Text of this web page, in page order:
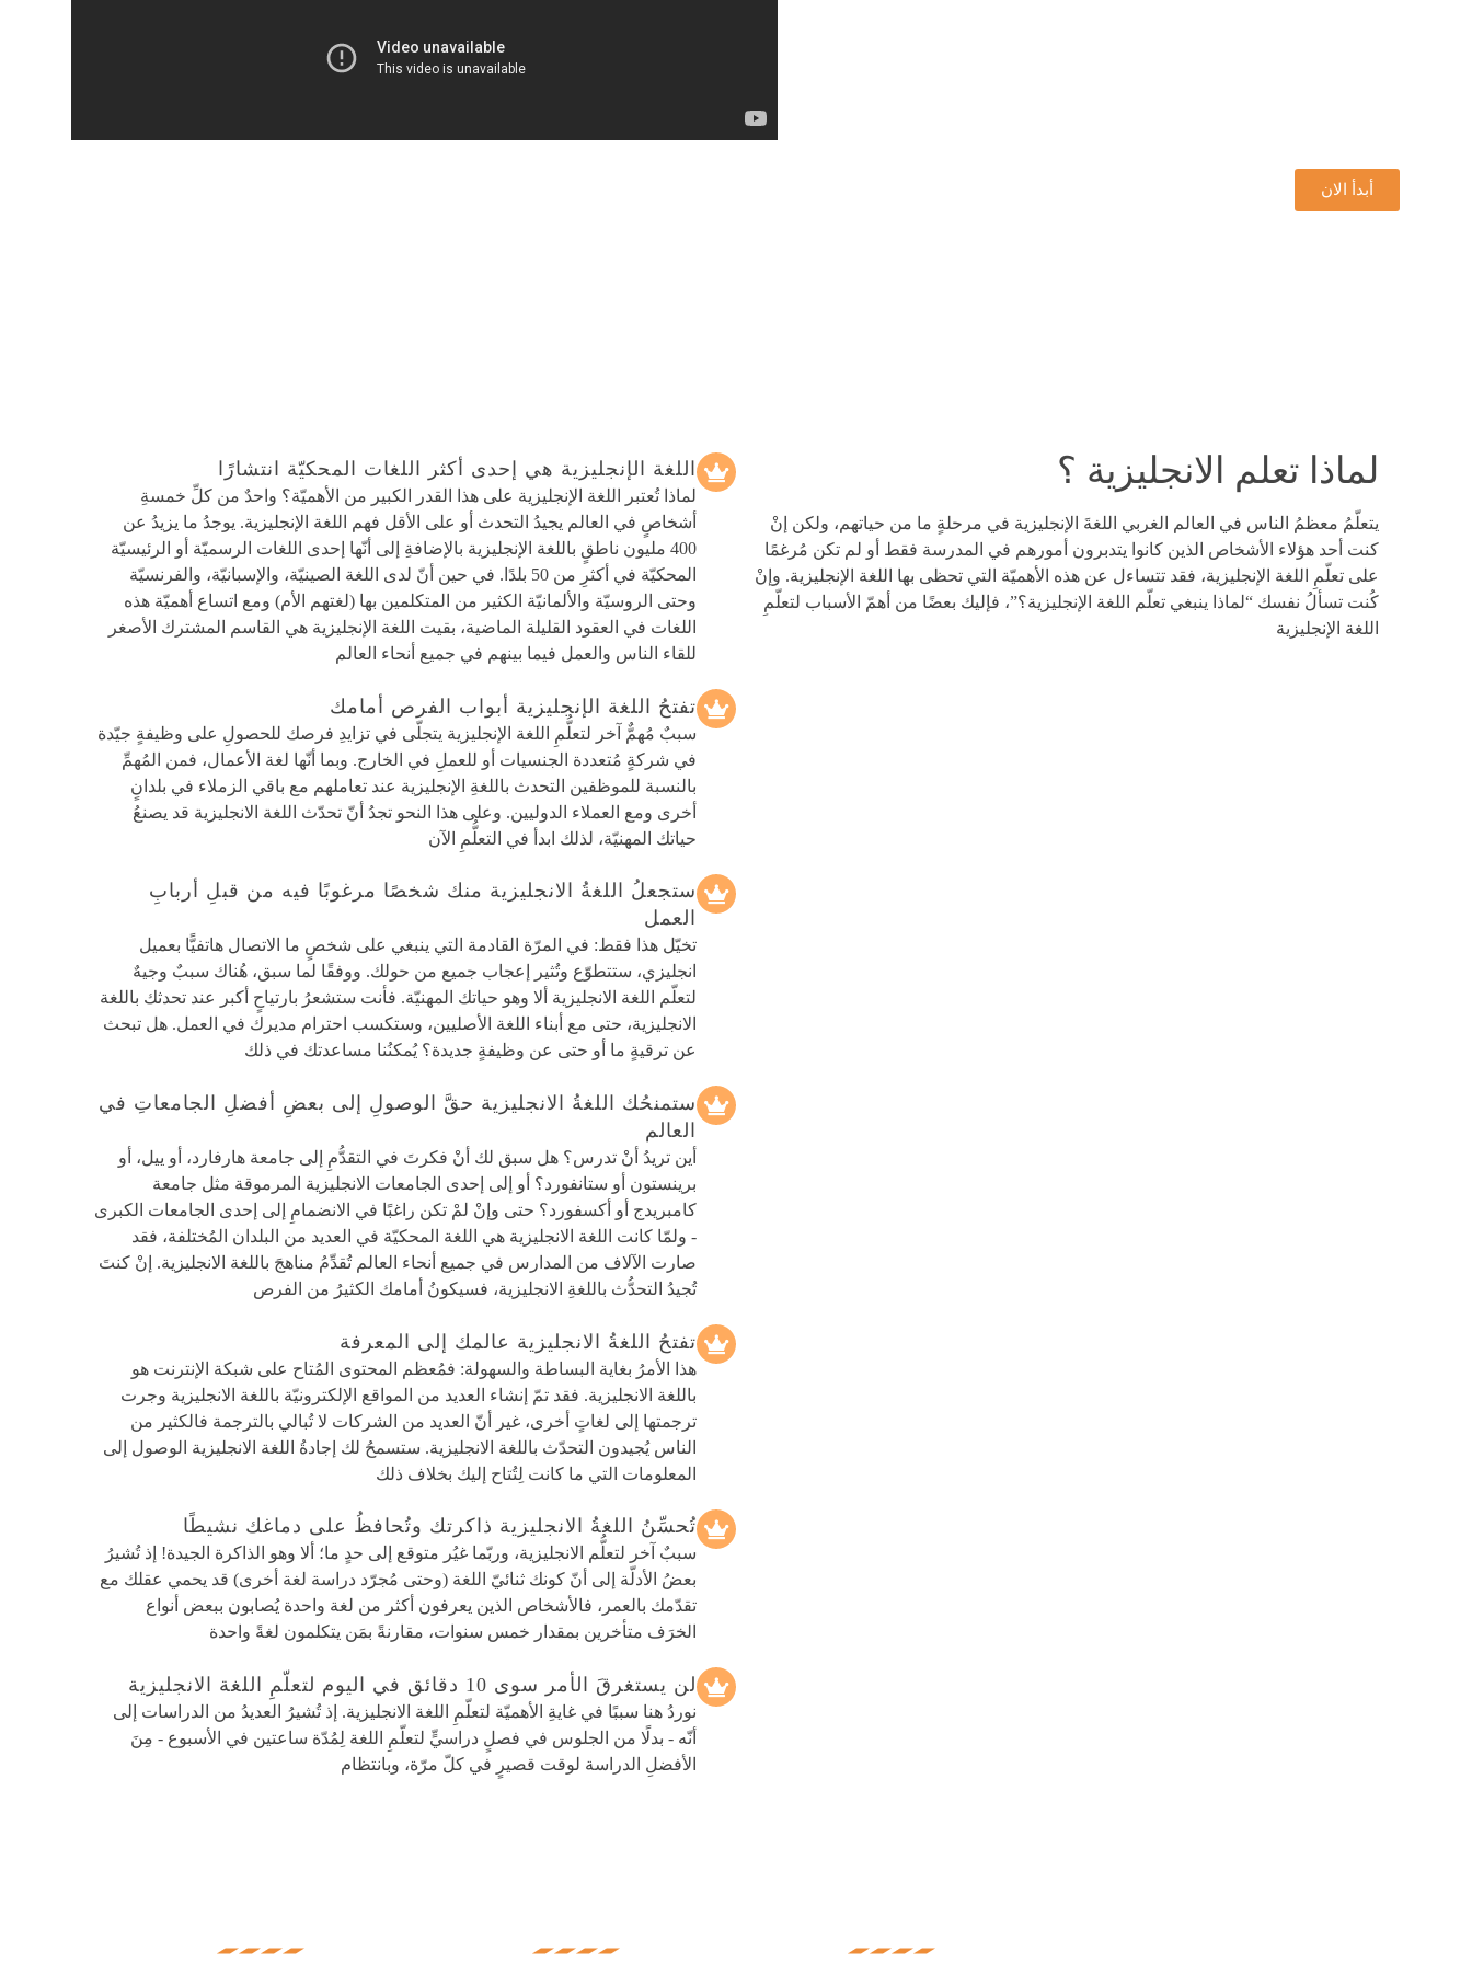
أبدأ الان
اللغة الإنجليزية هي إحدى أكثر اللغات المحكيّة انتشارًا
لماذا تُعتبر اللغة الإنجليزية على هذا القدر الكبير من الأهميّة؟ واحدٌ من كلِّ خمسةِ
أشخاصٍ في العالم يجيدُ التحدث أو على الأقل فهم اللغة الإنجليزية. يوجدُ ما يزيدُ عن
400 مليون ناطقٍ باللغة الإنجليزية بالإضافةِ إلى أنّها إحدى اللغات الرسميّة أو الرئيسيّة
المحكيّة في أكثرِ من 50 بلدًا. في حين أنّ لدى اللغة الصينيّة، والإسبانيّة، والفرنسيّة
وحتى الروسيّة والألمانيّة الكثير من المتكلمين بها (لغتهم الأم) ومع اتساع أهميّة هذه
اللغات في العقود القليلة الماضية، بقيت اللغة الإنجليزية هي القاسم المشترك الأصغر
للقاء الناس والعمل فيما بينهم في جميع أنحاء العالم
تفتحُ اللغة الإنجليزية أبواب الفرص أمامك
سببٌ مُهمٌّ آخر لتعلُّمِ اللغة الإنجليزية يتجلّى في تزايدِ فرصك للحصولِ على وظيفةٍ جيّدة
في شركةٍ مُتعددة الجنسيات أو للعملِ في الخارج. وبما أنّها لغة الأعمال، فمن المُهمِّ
بالنسبة للموظفين التحدث باللغةِ الإنجليزية عند تعاملهم مع باقي الزملاء في بلدانٍ
أخرى ومع العملاء الدوليين. وعلى هذا النحو تجدُ أنّ تحدّث اللغة الانجليزية قد يصنعُ
حياتك المهنيّة، لذلك ابدأ في التعلُّمِ الآن
ستجعلُ اللغةُ الانجليزية منك شخصًا مرغوبًا فيه من قبلِ أربابِ
العمل
تخيّل هذا فقط: في المرّة القادمة التي ينبغي على شخصٍ ما الاتصال هاتفيًّا بعميل
انجليزي، ستتطوّع وتُثير إعجاب جميع من حولك. ووفقًا لما سبق، هُناك سببٌ وجيهٌ
لتعلّم اللغة الانجليزية ألا وهو حياتك المهنيّة. فأنت ستشعرُ بارتياحٍ أكبر عند تحدثك باللغة
الانجليزية، حتى مع أبناء اللغة الأصليين، وستكسب احترام مديرك في العمل. هل تبحث
عن ترقيةٍ ما أو حتى عن وظيفةٍ جديدة؟ يُمكنُنا مساعدتك في ذلك
ستمنحُك اللغةُ الانجليزية حقَّ الوصولِ إلى بعضِ أفضلِ الجامعاتِ في
العالم
أين تريدُ أنْ تدرس؟ هل سبق لك أنْ فكرتَ في التقدُّمِ إلى جامعة هارفارد، أو ييل، أو
برينستون أو ستانفورد؟ أو إلى إحدى الجامعات الانجليزية المرموقة مثل جامعة
كامبريدج أو أكسفورد؟ حتى وإنْ لمْ تكن راغبًا في الانضمامِ إلى إحدى الجامعات الكبرى
- ولمّا كانت اللغة الانجليزية هي اللغة المحكيّة في العديد من البلدان المُختلفة، فقد
صارت الآلاف من المدارس في جميع أنحاء العالم تُقدِّمُ مناهجَ باللغة الانجليزية. إنْ كنتَ
تُجيدُ التحدُّث باللغةِ الانجليزية، فسيكونُ أمامك الكثيرُ من الفرص
تفتحُ اللغةُ الانجليزية عالمك إلى المعرفة
هذا الأمرُ بغاية البساطة والسهولة: فمُعظم المحتوى المُتاح على شبكة الإنترنت هو
باللغة الانجليزية. فقد تمّ إنشاء العديد من المواقع الإلكترونيّة باللغة الانجليزية وجرت
ترجمتها إلى لغاتٍ أخرى، غير أنّ العديد من الشركات لا تُبالي بالترجمة فالكثير من
الناس يُجيدون التحدّث باللغة الانجليزية. ستسمحُ لك إجادةُ اللغة الانجليزية الوصول إلى
المعلومات التي ما كانت لِتُتاح إليك بخلاف ذلك
تُحسِّنُ اللغةُ الانجليزية ذاكرتك وتُحافظُ على دماغك نشيطًا
سببٌ آخر لتعلُّم الانجليزية، وربّما غيُر متوقع إلى حدٍ ما؛ ألا وهو الذاكرة الجيدة! إذ تُشيرُ
بعضُ الأدلّة إلى أنّ كونك ثنائيّ اللغة (وحتى مُجرّد دراسة لغة أخرى) قد يحمي عقلك مع
تقدّمك بالعمر، فالأشخاص الذين يعرفون أكثر من لغة واحدة يُصابون ببعض أنواع
الخرَف متأخرين بمقدار خمس سنوات، مقارنةً بمَن يتكلمون لغةً واحدة
لن يستغرقَ الأمر سوى 10 دقائق في اليوم لتعلّمِ اللغة الانجليزية
نوردُ هنا سببًا في غايةِ الأهميّة لتعلّمِ اللغة الانجليزية. إذ تُشيرُ العديدُ من الدراسات إلى
أنّه - بدلًا من الجلوس في فصلٍ دراسيٍّ لتعلّمِ اللغة لِمُدّة ساعتين في الأسبوع - مِنَ
الأفضلِ الدراسة لوقت قصيرٍ في كلّ مرّة، وبانتظام
لماذا تعلم الانجليزية ؟
يتعلّمُ معظمُ الناس في العالم الغربي اللغةَ الإنجليزية في مرحلةٍ ما من حياتهم، ولكن إنْ
كنت أحد هؤلاء الأشخاص الذين كانوا يتدبرون أمورهم في المدرسة فقط أو لم تكن مُرغمًا
على تعلّمِ اللغة الإنجليزية، فقد تتساءل عن هذه الأهميّة التي تحظى بها اللغة الإنجليزية. وإنْ
كُنت تسألُ نفسك “لماذا ينبغي تعلّم اللغة الإنجليزية؟”، فإليك بعضًا من أهمّ الأسباب لتعلّمِ
اللغة الإنجليزية